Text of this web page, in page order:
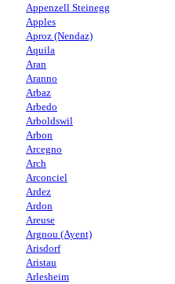
Appenzell Steinegg
Apples
Aproz (Nendaz)
Aquila
Aran
Aranno
Arbaz
Arbedo
Arboldswil
Arbon
Arcegno
Arch
Arconciel
Ardez
Ardon
Areuse
Argnou (Ayent)
Arisdorf
Aristau
Arlesheim